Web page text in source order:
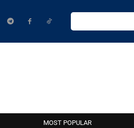
MOST POPULAR